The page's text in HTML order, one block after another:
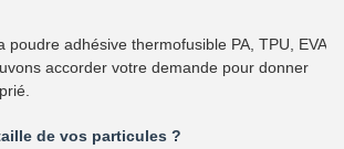
poudre adhésive thermofusible PA, TPU, EVA
accorder votre demande pour donner
de vos particules ?